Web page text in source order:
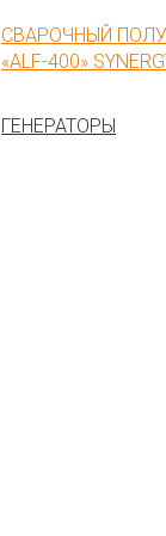
СВАРОЧНЫЙ
«ALF-400»
ГЕНЕРАТОРЫ